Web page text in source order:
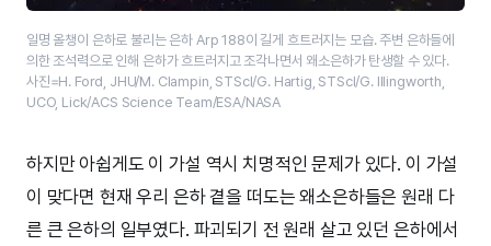
일명 올챙이 은하로 불리는 은하 Arp 188이 길게 흐트러지는 모습. 주변 은하들에
의한 조석력으로 인해 은하가 흐트러지고 조각나면서 왜소은하가 탄생할 수 있다.
사진=H. Ford, JHU/M. Clampin, STScI/G. Hartig, STScI/G. Illingworth,
UCO, Lick/ACS Science Team/ESA/NASA
하지만 아쉽게도 이 가설 역시 치명적인 문제가 있다. 이 가설
이 맞다면 현재 우리 은하 곁을 떠도는 왜소은하들은 원래 다
른 큰 은하의 일부였다. 파괴되기 전 원래 살고 있던 은하에서